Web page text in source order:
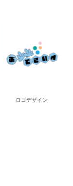
ロゴデザイン